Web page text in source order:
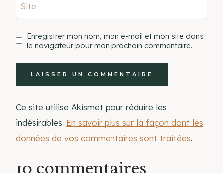
Site
Enregistrer mon nom, mon e-mail et mon site dans
le navigateur pour mon prochain commentaire.
Ce site utilise Akismet pour réduire les
indésirables. En savoir plus sur la façon dont les
données de vos commentaires sont traitées.
10 commentaires